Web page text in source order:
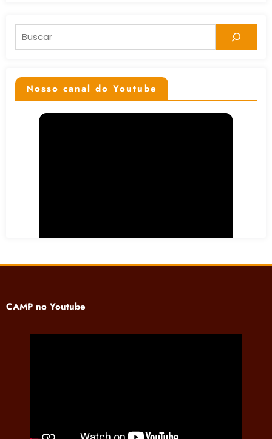
Pesquisar
Nosso canal do Youtube
CAMP no Youtube